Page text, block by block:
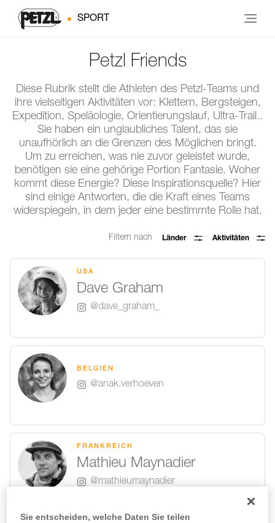
SPORT
Petzl Friends
Diese Rubrik stellt die Athleten des Petzl-Teams und
ihre vielseitigen Aktivitäten vor: Klettern, Bergsteigen,
Expedition, Speläologie, Orientierungslauf, Ultra-Trail..
Sie haben ein unglaubliches Talent, das sie
unaufhörlich an die Grenzen des Möglichen bringt.
Um zu erreichen, was nie zuvor geleistet wurde,
benötigen sie eine gehörige Portion Fantasie. Woher
kommt diese Energie? Diese Inspirationsquelle? Hier
sind einige Antworten, die die Kraft eines Teams
widerspiegeln, in dem jeder eine bestimmte Rolle hat.
Filtern nach Länder Aktivitäten
USA
Dave Graham
@dave_graham_
BELGIEN
@anak.verhoeven
FRANKREICH
Mathieu Maynadier
@mathieumaynadier
Sie entscheiden, welche Daten Sie teilen